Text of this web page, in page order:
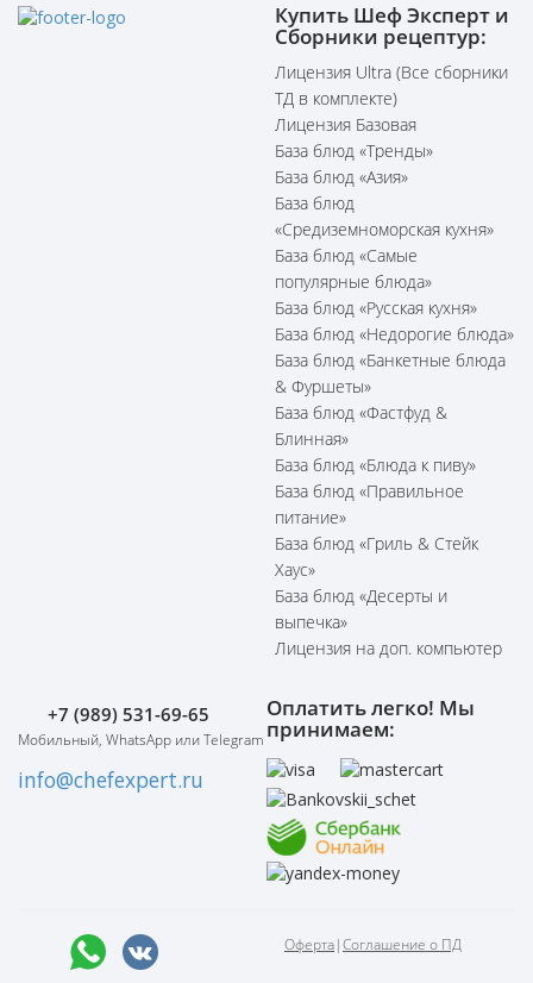
Купить Шеф Эксперт и
Сборники рецептур:
Лицензия Ultra (Все сборники
ТД в комплекте)
Лицензия Базовая
База блюд «Тренды»
База блюд «Азия»
База блюд
«Средиземноморская кухня»
База блюд «Самые
популярные блюда»
База блюд «Русская кухня»
База блюд «Недорогие блюда»
База блюд «Банкетные блюда
& Фуршеты»
База блюд «Фастфуд &
Блинная»
База блюд «Блюда к пиву»
База блюд «Правильное
питание»
База блюд «Гриль & Стейк
Хаус»
База блюд «Десерты и
выпечка»
Лицензия на доп. компьютер
+7 (989) 531-69-65
Мобильный, WhatsApp или Telegram
info@chefexpert.ru
Оплатить легко! Мы
принимаем:
Оферта|Соглашение о ПД